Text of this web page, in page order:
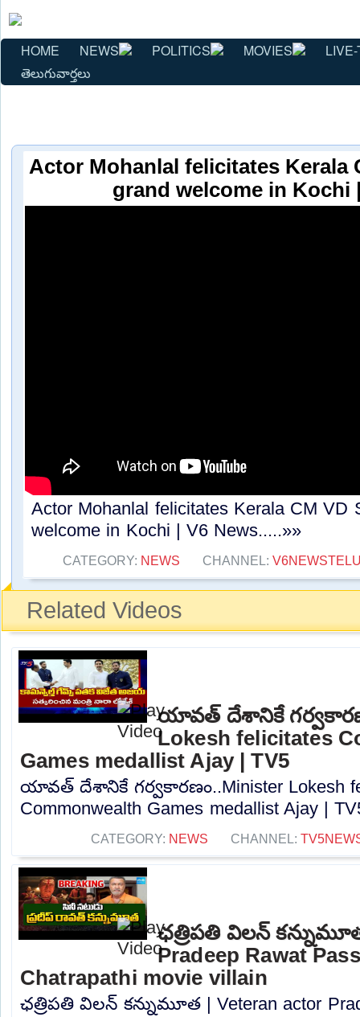
HOME NEWS POLITICS MOVIES
తెలుగువార్తలు
Actor Mohanlal felicitates Kerala
grand welcome in Kochi
Actor Mohanlal felicitates Kerala CM VD
welcome in Kochi | V6 News.....»»
CATEGORY: NEWS CHANNEL:
Related Videos
యావత్ దేశానికే
Lokesh felicitates
Games medallist Ajay | TV5
యావత్ దేశానికే గర్వకారణం..Minister Lokesh
Commonwealth Games medallist Ajay |
CATEGORY: NEWS CHANNEL:
ఛత్రిపతి విలన్
Pradeep Rawat
Chatrapathi movie villain
ఛత్రిపతి విలన్ కన్నుమూత | Veteran actor